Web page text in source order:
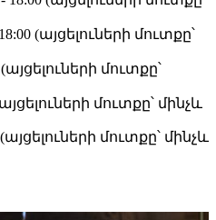
(այցելուների մուտքը՝
(այցելուների մուտքը՝
մուտքը՝ մինչև
(այցելուների մուտքը՝ մինչև